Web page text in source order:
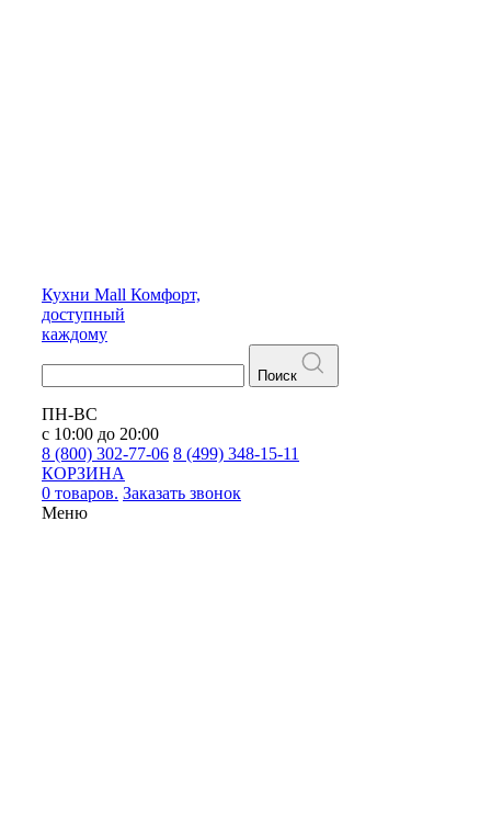
Кухни Mall Комфорт,
доступный
каждому
Поиск
ПН-ВС
с 10:00 до 20:00
8 (800) 302-77-06 8 (499) 348-15-11
КОРЗИНА
0 товаров. Заказать звонок
Меню